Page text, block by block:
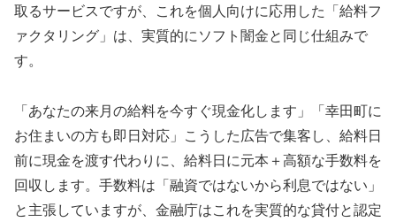
取るサービスですが、これを個人向けに応用した「給料フ
ァクタリング」は、実質的にソフト闇金と同じ仕組みで
す。
「あなたの来月の給料を今すぐ現金化します」「幸田町に
お住まいの方も即日対応」こうした広告で集客し、給料日
前に現金を渡す代わりに、給料日に元本＋高額な手数料を
回収します。手数料は「融資ではないから利息ではない」
と主張していますが、金融庁はこれを実質的な貸付と認定